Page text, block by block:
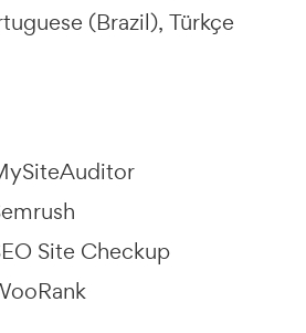
(Brazil) Türkçe
Site Checkup